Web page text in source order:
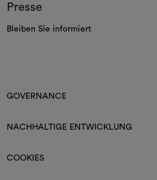
Presse
Bleiben Sie informiert
GOVERNANCE
NACHHALTIGE ENTWICKLUNG
COOKIES